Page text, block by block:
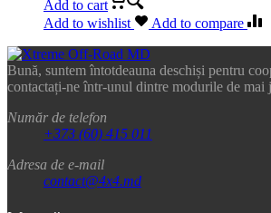
Add to cart
Add to wishlist
Add to compare
Bună, suntem întotdeauna deschiși pentru
contactați-ne într-unul dintre modurile de mai
Număr de telefon
+373 (60) 415 011
Adresa de e-mail
contact@4x4.md